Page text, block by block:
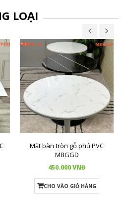
LOẠI
Mặt bàn tròn gỗ phủ PVC
MBGGD
450.000 VNĐ
CHO VÀO GIỎ HÀNG